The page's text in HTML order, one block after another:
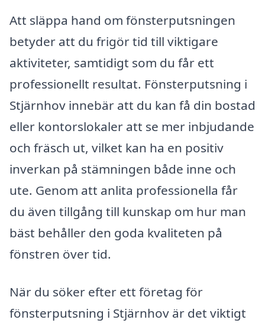
Att släppa hand om fönsterputsningen
betyder att du frigör tid till viktigare
aktiviteter, samtidigt som du får ett
professionellt resultat. Fönsterputsning i
Stjärnhov innebär att du kan få din bostad
eller kontorslokaler att se mer inbjudande
och fräsch ut, vilket kan ha en positiv
inverkan på stämningen både inne och
ute. Genom att anlita professionella får
du även tillgång till kunskap om hur man
bäst behåller den goda kvaliteten på
fönstren över tid.
När du söker efter ett företag för
fönsterputsning i Stjärnhov är det viktigt